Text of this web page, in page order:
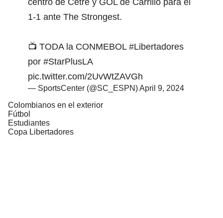
1-1 ante The Strongest.
📺 TODA la CONMEBOL #Libertadores
por #StarPlusLA
pic.twitter.com/2UvWtZAVGh
— SportsCenter (@SC_ESPN)April 9, 2024
Colombianos en el exterior
Fútbol
Estudiantes
Copa Libertadores